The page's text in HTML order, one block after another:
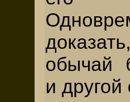
обычай
и другой